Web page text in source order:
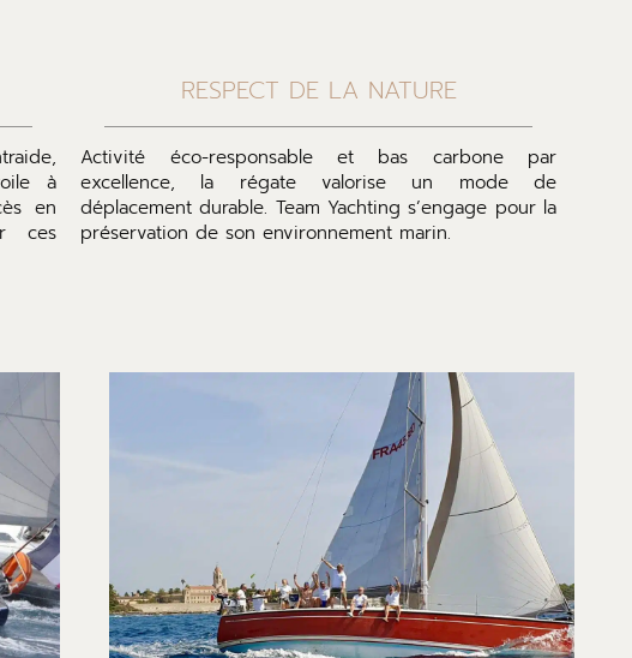
à
en
ces
RESPECT DE LA NATURE
Activité éco-responsable et bas carbone par
excellence, la régate valorise un mode de
déplacement durable. Team Yachting s’engage pour la
préservation de son environnement marin.